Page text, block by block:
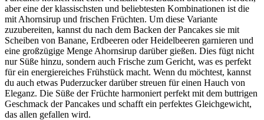
aber eine der klassischsten und beliebtesten Kombinationen ist die
mit Ahornsirup und frischen Früchten. Um diese Variante
zuzubereiten, kannst du nach dem Backen der Pancakes sie mit
Scheiben von Banane, Erdbeeren oder Heidelbeeren garnieren und
eine großzügige Menge Ahornsirup darüber gießen. Dies fügt nicht
nur Süße hinzu, sondern auch Frische zum Gericht, was es perfekt
für ein energiereiches Frühstück macht. Wenn du möchtest, kannst
du auch etwas Puderzucker darüber streuen für einen Hauch von
Eleganz. Die Süße der Früchte harmoniert perfekt mit dem buttrigen
Geschmack der Pancakes und schafft ein perfektes Gleichgewicht,
das allen gefallen wird.